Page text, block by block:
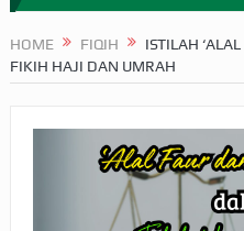
MIMPI YANG DIABAIKAN
SEBELUM TIBA SAAT WAJIB?
HAKIKAT NIKMAT DI DUNIA!
HOME FIQIH
ISTILAH
FIKIH HAJI DAN UMRAH